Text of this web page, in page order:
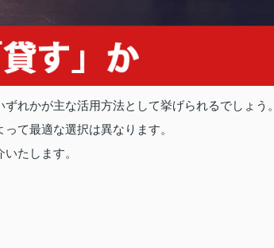
れかが主な活用方法として挙げられるでしょう。
て最適な選択は異なります。
たします。